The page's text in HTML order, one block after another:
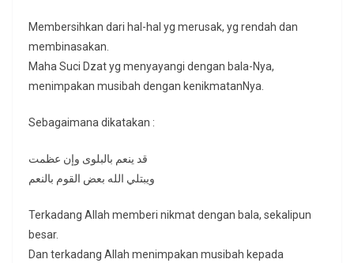
Membersihkan dari hal-hal yg merusak, yg rendah dan
membinasakan.
Maha Suci Dzat yg menyayangi dengan bala-Nya,
menimpakan musibah dengan kenikmatanNya.
Sebagaimana dikatakan :
قد ينعم بالبلوى وإن عظمت
ويبتلي الله بعض القوم بالنعم
Terkadang Allah memberi nikmat dengan bala, sekalipun
besar.
Dan terkadang Allah menimpakan musibah kepada